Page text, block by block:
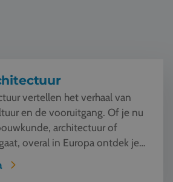
vertellen het verhaal van
en de vooruitgang. Of je nu
architectuur of
overal in Europa ontdek je